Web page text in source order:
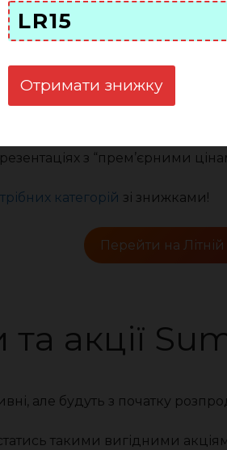
акційними цінами+ промокоди
промокоди
якомога раніше, бо
з “прем’єрними
категорій зі знижками!
Перейти на
акції
але будуть з початку
такими вигідними
LR15
Отримати знижку